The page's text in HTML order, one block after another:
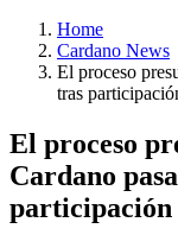
Home
Cardano News
El proceso
tras
El proceso
Cardano